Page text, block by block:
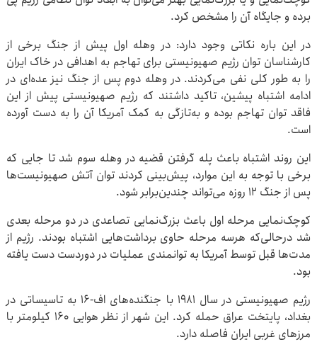
برده و جایگاه آن را مشخص کرد.
در این باره نکاتی وجود دارد: در وهله اول پیش از جنگ برخی از
کارشناسان توان رژیم صهیونیستی برای تهاجم به اهدافی در خاک ایران
را به طور کلی نفی می‌کردند. در وهله دوم پس از جنگ نیز عده‌ای در
ادامه اشتباه پیشین، تاکید داشتند که رژیم صهیونیستی پیش از این
فاقد توان تهاجم بوده و به‌تازگی به کمک آمریکا آن را به دست آورده
است.
این روند اشتباه باعث پله گرفتن قضیه در وهله سوم شد تا جایی که
برخی با توجه به این موارد، پیش‌بینی کردند توان آتش صهیونیست‌ها
پس از جنگ ۱۲ روزه می‌تواند چندین‌برابر شود.
کوچک‌نمایی مرحله اول باعث بزرگ‌نمایی تصاعدی در دو مرحله بعدی
شد درحالی‌که هرسه مرحله حاوی برداشت‌هایی اشتباه بودند. رژیم از
مدت‌ها قبل توسط آمریکا به توانمندی عملیات در دوردست دست یافته
بود.
رژیم صهیونیستی در سال ۱۹۸۱ با جنگنده‌های اف-۱۶ به تاسیساتی در
بغداد، پایتخت عراق حمله کرد. این شهر از نظر هوایی ۱۶۰ کیلومتر با
مرزهای غربی ایران فاصله دارد.